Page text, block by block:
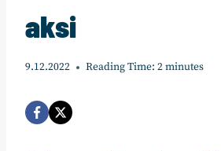
aksi
9.12.2022 Reading Time: 2minutes